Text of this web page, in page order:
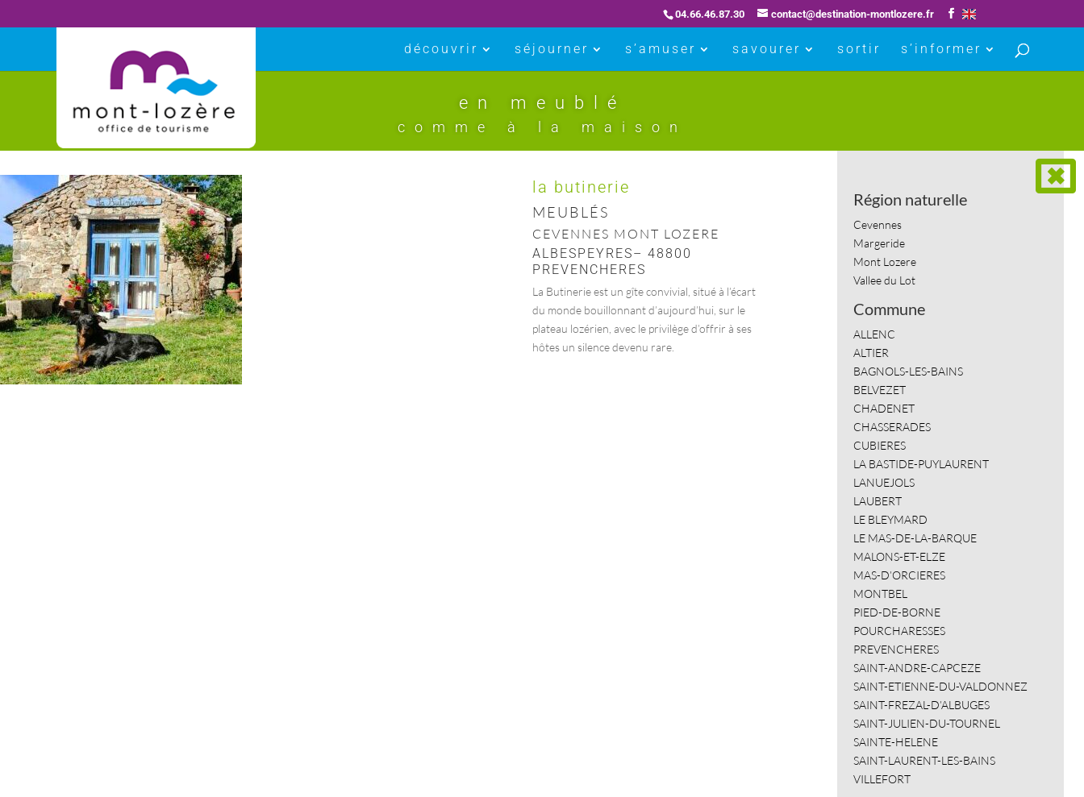
04.66.46.87.30 contact@destination-montlozere.fr
découvrir séjourner s’amuser savourer sortir s’informer
en meublé
comme à la maison
la butinerie
MEUBLÉS
CEVENNES MONT LOZERE
ALBESPEYRES– 48800
PREVENCHERES
La Butinerie est un gîte convivial, situé à l’écart
du monde bouillonnant d’aujourd’hui, sur le
plateau lozérien, avec le privilège d’offrir à ses
hôtes un silence devenu rare.
Région naturelle
Cevennes
Margeride
Mont Lozere
Vallee du Lot
Commune
ALLENC
ALTIER
BAGNOLS-LES-BAINS
BELVEZET
CHADENET
CHASSERADES
CUBIERES
LA BASTIDE-PUYLAURENT
LANUEJOLS
LAUBERT
LE BLEYMARD
LE MAS-DE-LA-BARQUE
MALONS-ET-ELZE
MAS-D’ORCIERES
MONTBEL
PIED-DE-BORNE
POURCHARESSES
PREVENCHERES
SAINT-ANDRE-CAPCEZE
SAINT-ETIENNE-DU-VALDONNEZ
SAINT-FREZAL-D’ALBUGES
SAINT-JULIEN-DU-TOURNEL
SAINTE-HELENE
SAINT-LAURENT-LES-BAINS
VILLEFORT